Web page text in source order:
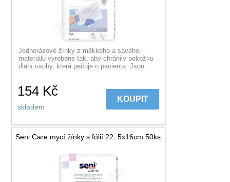
Jednorázové žínky z měkkého a savého
materiálu vyrobené tak, aby chránily pokožku
dlaní osoby, která pečuje o pacienta. Jsou...
154 Kč
skladem
KOUPIT
Seni Care mycí žínky s fólií 22. 5x16cm 50ks